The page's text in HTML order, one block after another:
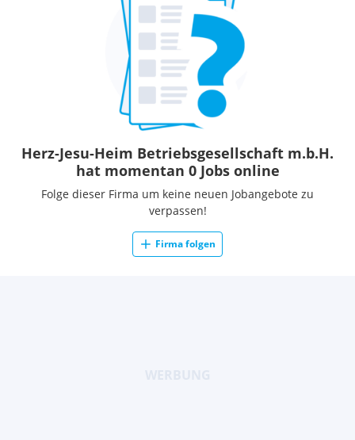
Herz-Jesu-Heim Betriebsgesellschaft m.b.H.
hat momentan 0 Jobs online
Folge dieser Firma um keine neuen Jobangebote zu
verpassen!
Firma folgen